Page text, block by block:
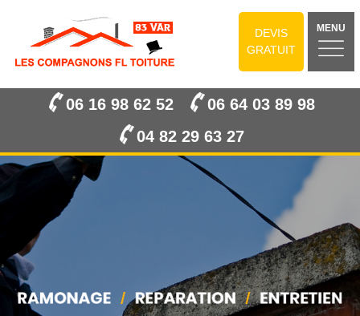
DEVIS
GRATUIT
MENU
06 16 98 62 52
06 64 03 89 98
04 82 29 63 27